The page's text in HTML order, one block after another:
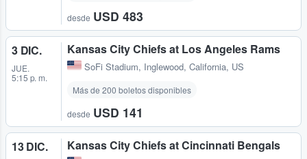
desde USD 483
3 DIC.
JUE.
5:15 p. m.
Kansas City Chiefs at Los Angeles Rams
SoFi Stadium, Inglewood, California, US
Más de 200 boletos disponibles
desde USD 141
13 DIC. Kansas City Chiefs at Cincinnati Bengals